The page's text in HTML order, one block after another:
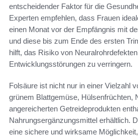
entscheidender Faktor für die
Experten empfehlen, dass Frauen
einen Monat vor der Empfängnis mit
und diese bis zum Ende des ersten
hilft, das Risiko von
Entwicklungsstörungen zu verringern.
Folsäure ist nicht nur in einer Vielzahl
grünem Blattgemüse, Hülsenfrüchten,
angereicherten Getreideprodukten
Nahrungsergänzungsmittel erhältlich.
eine sichere und wirksame